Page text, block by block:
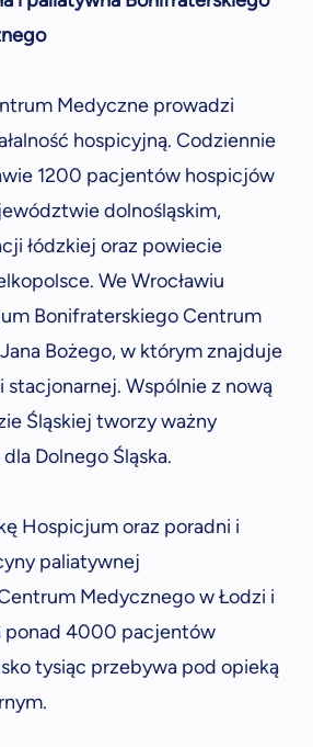
Medyczne prowadzi
hospicyjną. Codziennie
1200 pacjentów hospicjów
dolnośląskim,
łódzkiej oraz powiecie
We Wrocławiu
Bonifraterskiego Centrum
Bożego, w którym znajduje
stacjonarnej. Wspólnie z nową
Śląskiej tworzy ważny
Dolnego Śląska.
Hospicjum oraz poradni i
paliatywnej
Medycznego w Łodzi i
ponad 4000 pacjentów
tysiąc przebywa pod opieką